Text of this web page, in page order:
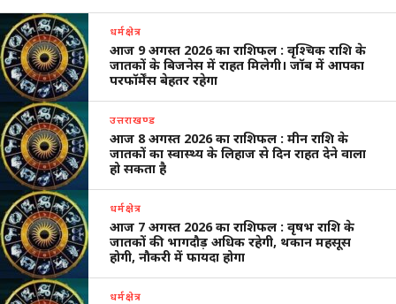
धर्मक्षेत्र
आज 9 अगस्त 2026 का राशिफल : वृश्चिक राशि के
जातकों के बिजनेस में राहत मिलेगी। जॉब में आपका
परफॉर्मेंस बेहतर रहेगा
उत्तराखण्ड
आज 8 अगस्त 2026 का राशिफल : मीन राशि के
जातकों का स्वास्थ्य के लिहाज से दिन राहत देने वाला
हो सकता है
धर्मक्षेत्र
आज 7 अगस्त 2026 का राशिफल : वृषभ राशि के
जातकों की भागदौड़ अधिक रहेगी, थकान महसूस
होगी, नौकरी में फायदा होगा
धर्मक्षेत्र